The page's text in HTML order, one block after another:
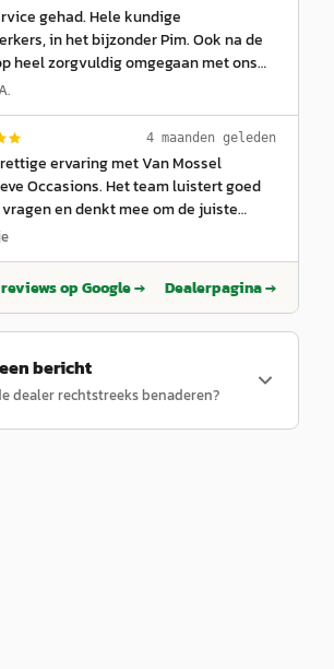
gehad. Hele kundige
in het bijzonder Pim. Ook na de
heel zorgvuldig omgegaan met ons
auto. Zeker aanbevolen!
4 maanden geleden
ervaring met Van Mossel
Occasions. Het team luistert goed
en denkt mee om de juiste
maken. Ze doen dit met veel hart en
beste oplossing om je droomauto te
en het hele proces, van bezichtiging tot
te maken, maakt het verschil. Een
en klantgerichte dealer voor
reviews op Google → Dealerpagina →
bericht
dealer rechtstreeks benaderen?